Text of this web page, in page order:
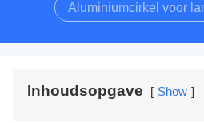
Aluminiumcirkel voor
Inhoudsopgave Show